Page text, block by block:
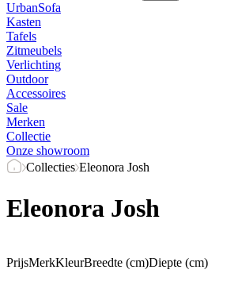
UrbanSofa
Kasten
Tafels
Zitmeubels
Verlichting
Outdoor
Accessoires
Sale
Merken
Collectie
Onze showroom
Collecties Eleonora Josh
Eleonora Josh
PrijsMerkKleurBreedte (cm)Diepte (cm)